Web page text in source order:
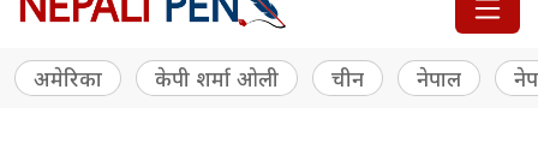
अमेरिका केपी शर्मा ओली चीन नेपाल